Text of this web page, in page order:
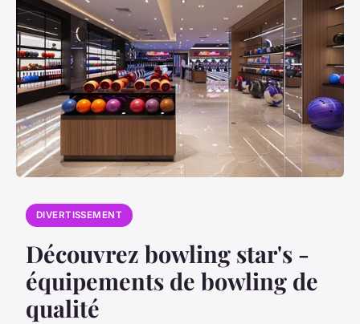
DIVERTISSEMENT
Découvrez bowling star's -
équipements de bowling de
qualité